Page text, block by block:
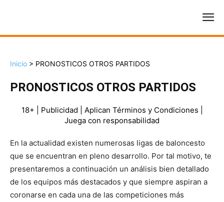
Inicio > PRONOSTICOS OTROS PARTIDOS
PRONOSTICOS OTROS PARTIDOS
18+ | Publicidad | Aplican Términos y Condiciones |
Juega con responsabilidad
En la actualidad existen numerosas ligas de baloncesto
que se encuentran en pleno desarrollo. Por tal motivo, te
presentaremos a continuación un análisis bien detallado
de los equipos más destacados y que siempre aspiran a
coronarse en cada una de las competiciones más